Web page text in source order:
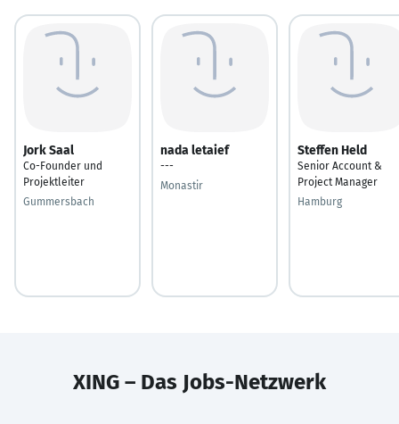
Jork Saal
Co-Founder und
Projektleiter
Gummersbach
nada letaief
---
Monastir
Steffen Held
Senior Account &
Project Manager
Hamburg
XING – Das Jobs-Netzwerk